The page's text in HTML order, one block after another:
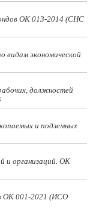
ОК 013-2014 (СНС
видам экономической
должностей
и подземных
и организаций. ОК
ОК 001-2021 (ИСО